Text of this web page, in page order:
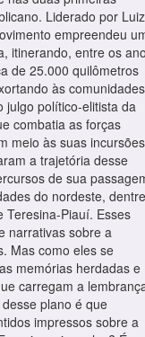
Liderado por Luiz
empreendeu
itinerando, entre os
de 25.000 quilômetros
às comunidades
julgo político-elitista da
combatia as forças
meio às suas incursões
a trajetória desse
de sua
do nordeste, dentre
Teresina-Piauí. Esses
narrativas sobre a
Mas como eles se
memórias herdadas e
carregam a
plano é que
impressos sobre a